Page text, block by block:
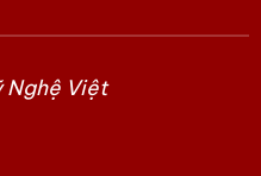
Nghệ Việt